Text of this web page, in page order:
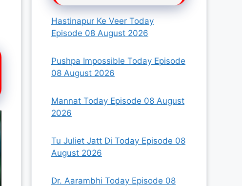
Hastinapur Ke Veer Today
Episode 08 August 2026
Pushpa Impossible Today Episode
08 August 2026
Mannat Today Episode 08 August
2026
Tu Juliet Jatt Di Today Episode 08
August 2026
Dr. Aarambhi Today Episode 08